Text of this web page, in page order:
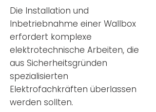
Die Installation und
Inbetriebnahme einer Wallbox
erfordert komplexe
elektrotechnische Arbeiten, die
aus Sicherheitsgründen
spezialisierten
Elektrofachkräften überlassen
werden sollten.